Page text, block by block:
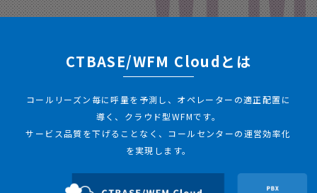
CTBASE/WFM Cloudとは
コールリーズン毎に呼量を予測し、オペレーターの適正配置に
導く、クラウド型WFMです。
サービス品質を下げることなく、コールセンターの運営効率化
を実現します。